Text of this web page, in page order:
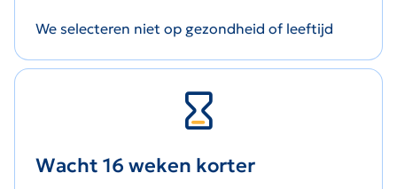
We selecteren niet op gezondheid of leeftijd
Wacht 16 weken korter